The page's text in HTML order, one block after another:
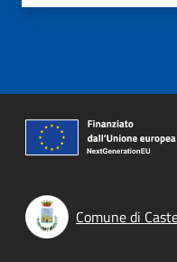
Comune di